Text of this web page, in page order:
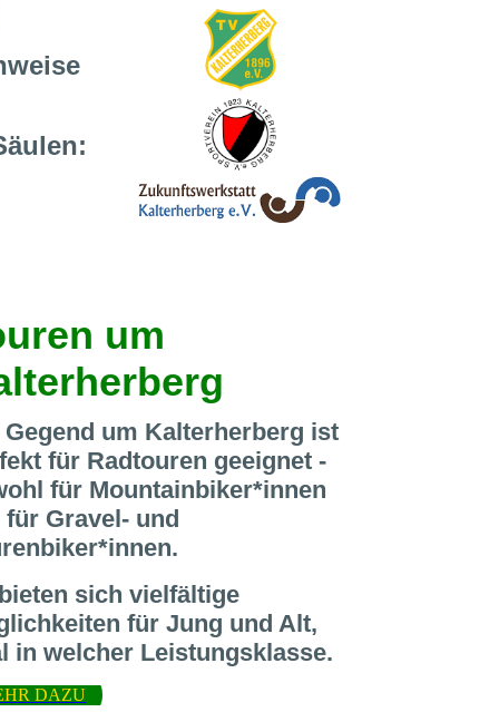
um
Gegend um Kalterherberg ist
für Radtouren geeignet -
für Mountainbiker*innen
für Gravel- und
sich vielfältige
für Jung und Alt,
in welcher Leistungsklasse.
DAZU